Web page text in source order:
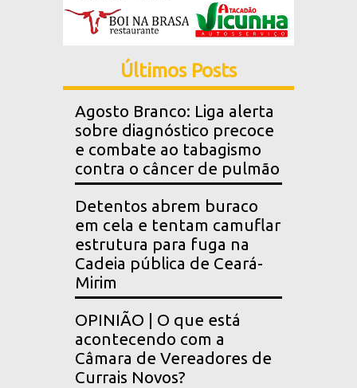
Últimos Posts
Agosto Branco: Liga alerta
sobre diagnóstico precoce
e combate ao tabagismo
contra o câncer de pulmão
Detentos abrem buraco
em cela e tentam camuflar
estrutura para fuga na
Cadeia pública de Ceará-
Mirim
OPINIÃO | O que está
acontecendo com a
Câmara de Vereadores de
Currais Novos?